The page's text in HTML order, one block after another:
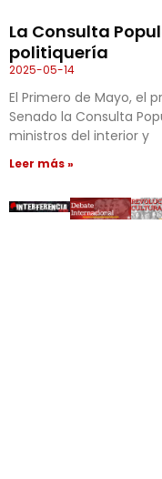
La Consulta
politiquería
2025-05-14
El Primero de Mayo, el
Senado la Consulta
ministros del interior y
Leer más »